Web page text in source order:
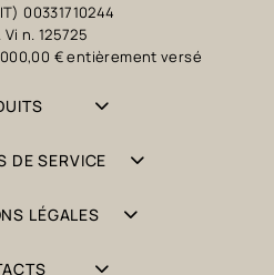
00331710244
Vi n. 125725
€ entièrement versé
DE SERVICE
LÉGALES